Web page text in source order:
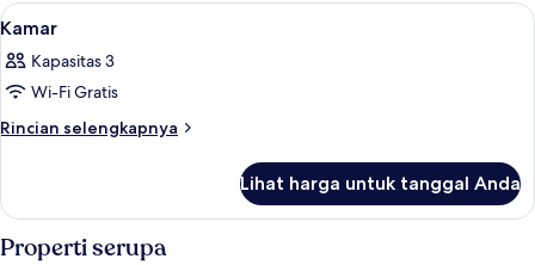
Lihat
semua
foto
untuk
Kamar
Minibar, brankas, meja kerja, dan
15
Kamar
Kapasitas 3
Wi-Fi Gratis
Rincian selengkapnya
Rincian
Kamar
Lihat harga untuk tanggal Anda
Properti serupa